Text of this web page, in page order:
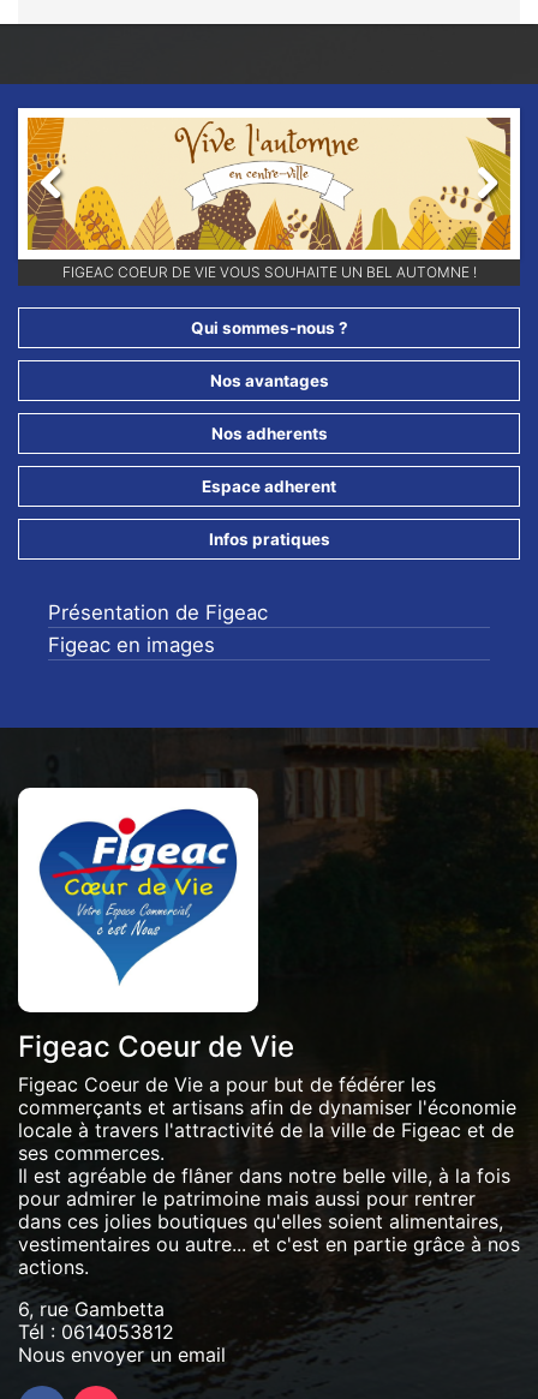
RETROUVEZ-NOUS SUR NOS RÉSEAUX SOCIAUX ET ABONNEZ-VOUS
POUR NE RIEN LOUPER DE NOS ANIMATIONS !!
Previous Next
Qui sommes-nous ?
Nos avantages
Nos adherents
Espace adherent
Infos pratiques
Présentation de Figeac
Figeac en images
Figeac Coeur de Vie
Figeac Coeur de Vie a pour but de fédérer les
commerçants et artisans afin de dynamiser l'économie
locale à travers l'attractivité de la ville de Figeac et de
ses commerces.
Il est agréable de flâner dans notre belle ville, à la fois
pour admirer le patrimoine mais aussi pour rentrer
dans ces jolies boutiques qu'elles soient alimentaires,
vestimentaires ou autre... et c'est en partie grâce à nos
actions.
6, rue Gambetta
Tél : 0614053812
Nous envoyer un email